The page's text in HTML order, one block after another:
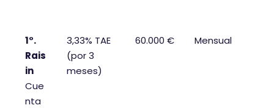
1°.
Rais
in
Cue
nta
3,33% TAE
(por 3
meses)
60.000 € Mensual